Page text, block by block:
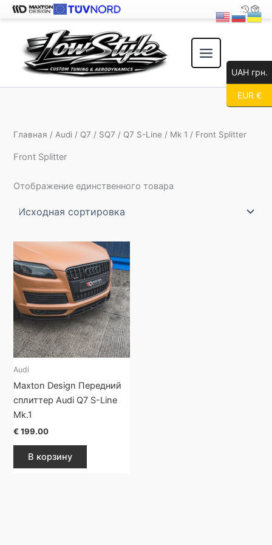
содержимому
Главная /Audi / Q7 / SQ7 / Q7 S-Line / Mk 1 / Front Splitter
Front Splitter
Отображение единственного товара
Audi
Maxton Design Передний
сплиттер Audi Q7 S-Line
Mk.1
€ 199.00
В корзину
UAH грн.
EUR €